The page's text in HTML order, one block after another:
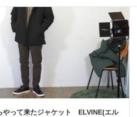
やって来たジャケット ELVINE(エル